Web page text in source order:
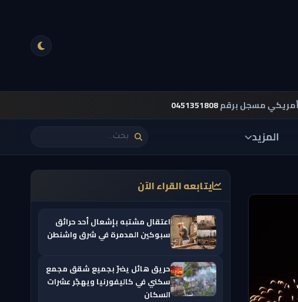
مسجل برقم0451351808
المزيد
يتابعه القراء الآن
اعتقال مشتبه بإشعال أحد حرائق
سبوكين المدمرة في شرق واشنطن
حريق هائل يضرّ بجميع شقق مجمع
سكني في كاليفورنيا ويهجّر عشرات
السكان